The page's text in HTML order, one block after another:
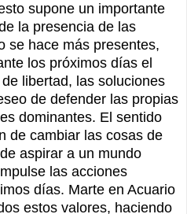
supone un importante
la presencia de las
se hace más presentes,
los próximos días el
libertad, las soluciones
de defender las propias
dominantes. El sentido
de cambiar las cosas de
aspirar a un mundo
las acciones
días. Marte en Acuario
estos valores, haciendo